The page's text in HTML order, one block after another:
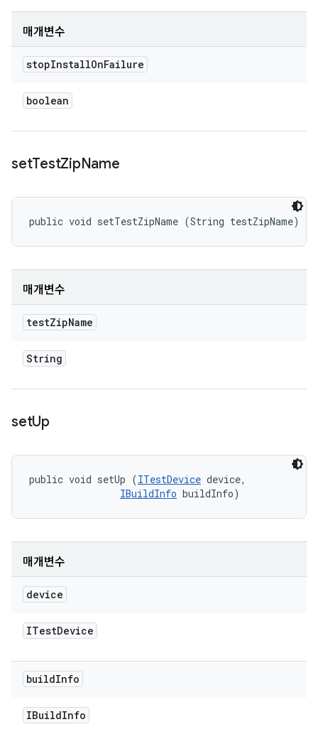
매개변수
stopInstallOnFailure
boolean
setTestZipName
public void setTestZipName (String testZipName)
매개변수
testZipName
String
setUp
public void setUp (ITestDevice device,
IBuildInfo buildInfo)
매개변수
device
ITestDevice
buildInfo
IBuildInfo